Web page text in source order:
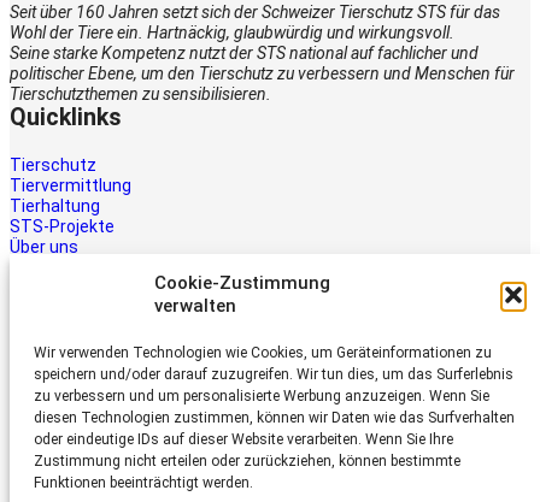
Cookie-Zustimmung
verwalten
Wir verwenden Technologien wie Cookies, um Geräteinformationen zu
speichern und/oder darauf zuzugreifen. Wir tun dies, um das Surferlebnis
zu verbessern und um personalisierte Werbung anzuzeigen. Wenn Sie
diesen Technologien zustimmen, können wir Daten wie das Surfverhalten
oder eindeutige IDs auf dieser Website verarbeiten. Wenn Sie Ihre
Zustimmung nicht erteilen oder zurückziehen, können bestimmte
Funktionen beeinträchtigt werden.
Seit über 160 Jahren setzt sich der Schweizer Tierschutz STS für das
Wohl der Tiere ein. Hartnäckig, glaubwürdig und wirkungsvoll.
Seine starke Kompetenz nutzt der STS national auf fachlicher und
politischer Ebene, um den Tierschutz zu verbessern und Menschen für
Tierschutzthemen zu sensibilisieren.
Quicklinks
Tierschutz
Tiervermittlung
Tierhaltung
STS-Projekte
Über uns
Tiere brauchen Hilfe – auch Ihre.
Unterstützen Sie die Arbeit des
Schweizer Tierschutz STS.
Jetzt spenden
Schweizer Tierschutz STS